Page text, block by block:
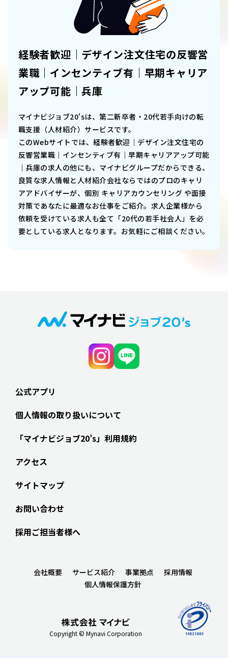
経験者歓迎｜デザイン注文住宅の反響営
業職｜インセンティブ有｜早期キャリア
アップ可能｜兵庫
マイナビジョブ20'sは、第二新卒者・20代若手向けの転
職支援（人材紹介）サービスです。
このWebサイトでは、経験者歓迎｜デザイン注文住宅の
反響営業職｜インセンティブ有｜早期キャリアアップ可能
｜兵庫の求人の他にも、マイナビグループだからできる、
良質な求人情報と人材紹介会社ならではのプロのキャリ
アアドバイザーが、個別 キャリアカウンセリング や面接
対策であなたに最適なお仕事をご紹介。求人企業様から
依頼を受けている求人も全て「20代の若手社会人」を必
要としている求人となります。お気軽にご相談ください。
公式アプリ
個人情報の取り扱いについて
「マイナビジョブ20’s」利用規約
アクセス
サイトマップ
お問い合わせ
採用ご担当者様へ
Copyright © Mynavi Corporation
会社概要 サービス紹介 事業拠点
採用情報
個人情報保護方針